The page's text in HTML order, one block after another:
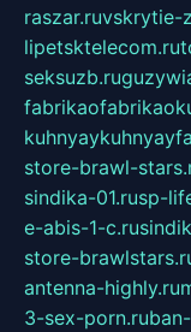
raszar.ruvskrytie-
lipetsktelecom.ru
seksuzb.ru
store-brawl-
sindika-01.rusp-
e-abis-1-c.ru
store-
antenna-highly.ru
3-sex-porn.ru